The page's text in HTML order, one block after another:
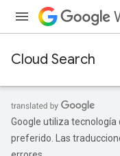
Cloud Search
Google utiliza
preferido. Las